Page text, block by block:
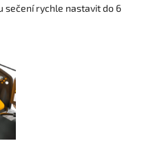
sečení rychle nastavit do 6